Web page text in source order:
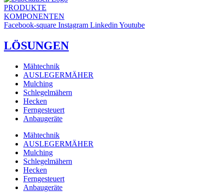
PRODUKTE
KOMPONENTEN
Facebook-square Instagram Linkedin Youtube
LÖSUNGEN
Mähtechnik
AUSLEGERMÄHER
Mulching
Schlegelmähern
Hecken
Ferngesteuert
Anbaugeräte
Mähtechnik
AUSLEGERMÄHER
Mulching
Schlegelmähern
Hecken
Ferngesteuert
Anbaugeräte